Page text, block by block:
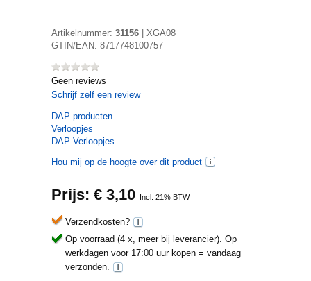
Artikelnummer: 31156
XGA08
GTIN/EAN: 8717748100757
Geen reviews
Schrijf zelf een review
DAP producten
Verloopjes
DAP Verloopjes
Hou mij op de hoogte over dit product
Prijs: € 3,10 Incl. 21% BTW
Verzendkosten?
Op voorraad (4 x, meer bij leverancier). Op
werkdagen voor 17:00 uur kopen = vandaag
verzonden.